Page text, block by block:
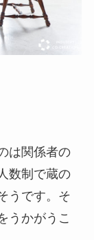
は関係者の
数制で蔵の
うです。そ
うかがうこ